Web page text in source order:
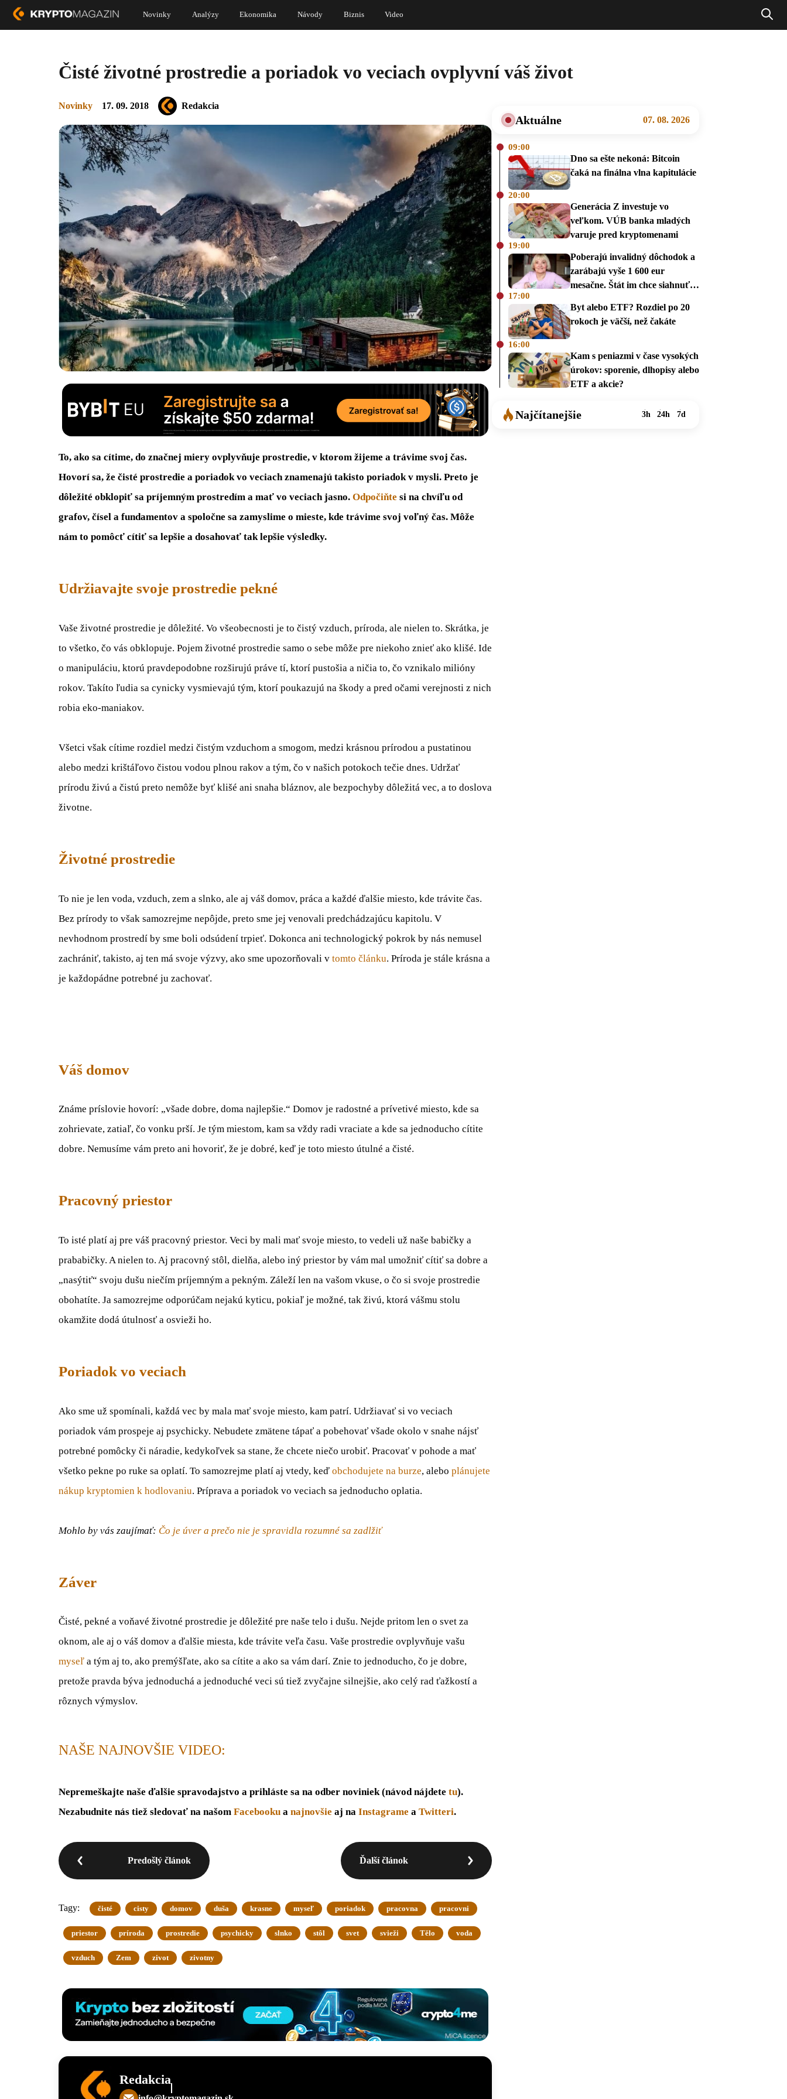
Novinky Analýzy Ekonomika Návody Biznis Video
Čisté životné prostredie a poriadok vo veciach ovplyvní váš život
Novinky 17. 09. 2018 Redakcia
To, ako sa cítime, do značnej miery ovplyvňuje prostredie, v ktorom žijeme a trávime svoj čas.
Hovorí sa, že čisté prostredie a poriadok vo veciach znamenajú takisto poriadok v mysli. Preto je
dôležité obklopiť sa príjemným prostredím a mať vo veciach jasno. Odpočiňte si na chvíľu od
grafov, čísel a fundamentov a spoločne sa zamyslime o mieste, kde trávime svoj voľný čas. Môže
nám to pomôcť cítiť sa lepšie a dosahovať tak lepšie výsledky.
Udržiavajte svoje prostredie pekné
Vaše životné prostredie je dôležité. Vo všeobecnosti je to čistý vzduch, príroda, ale nielen to. Skrátka, je
to všetko, čo vás obklopuje. Pojem životné prostredie samo o sebe môže pre niekoho znieť ako klišé. Ide
o manipuláciu, ktorú pravdepodobne rozširujú práve tí, ktorí pustošia a ničia to, čo vznikalo milióny
rokov. Takíto ľudia sa cynicky vysmievajú tým, ktorí poukazujú na škody a pred očami verejnosti z nich
robia eko-maniakov.
Všetci však cítime rozdiel medzi čistým vzduchom a smogom, medzi krásnou prírodou a pustatinou
alebo medzi krištáľovo čistou vodou plnou rakov a tým, čo v našich potokoch tečie dnes. Udržať
prírodu živú a čistú preto nemôže byť klišé ani snaha bláznov, ale bezpochyby dôležitá vec, a to doslova
životne.
Životné prostredie
To nie je len voda, vzduch, zem a slnko, ale aj váš domov, práca a každé ďalšie miesto, kde trávite čas.
Bez prírody to však samozrejme nepôjde, preto sme jej venovali predchádzajúcu kapitolu. V
nevhodnom prostredí by sme boli odsúdení trpieť. Dokonca ani technologický pokrok by nás nemusel
zachrániť, takisto, aj ten má svoje výzvy, ako sme upozorňovali v tomto článku. Príroda je stále krásna a
je každopádne potrebné ju zachovať.
Váš domov
Známe príslovie hovorí: „všade dobre, doma najlepšie.“ Domov je radostné a prívetivé miesto, kde sa
zohrievate, zatiaľ, čo vonku prší. Je tým miestom, kam sa vždy radi vraciate a kde sa jednoducho cítite
dobre. Nemusíme vám preto ani hovoriť, že je dobré, keď je toto miesto útulné a čisté.
Pracovný priestor
To isté platí aj pre váš pracovný priestor. Veci by mali mať svoje miesto, to vedeli už naše babičky a
prababičky. A nielen to. Aj pracovný stôl, dielňa, alebo iný priestor by vám mal umožniť cítiť sa dobre a
„nasýtiť“ svoju dušu niečím príjemným a pekným. Záleží len na vašom vkuse, o čo si svoje prostredie
obohatíte. Ja samozrejme odporúčam nejakú kyticu, pokiaľ je možné, tak živú, ktorá vášmu stolu
okamžite dodá útulnosť a osvieži ho.
Poriadok vo veciach
Ako sme už spomínali, každá vec by mala mať svoje miesto, kam patrí. Udržiavať si vo veciach
poriadok vám prospeje aj psychicky. Nebudete zmätene tápať a pobehovať všade okolo v snahe nájsť
potrebné pomôcky či náradie, kedykoľvek sa stane, že chcete niečo urobiť. Pracovať v pohode a mať
všetko pekne po ruke sa oplatí. To samozrejme platí aj vtedy, keď obchodujete na burze, alebo plánujete
nákup kryptomien k hodlovaniu. Príprava a poriadok vo veciach sa jednoducho oplatia.
Mohlo by vás zaujímať: Čo je úver a prečo nie je spravidla rozumné sa zadlžiť
Záver
Čisté, pekné a voňavé životné prostredie je dôležité pre naše telo i dušu. Nejde pritom len o svet za
oknom, ale aj o váš domov a ďalšie miesta, kde trávite veľa času. Vaše prostredie ovplyvňuje vašu
myseľ a tým aj to, ako premýšľate, ako sa cítite a ako sa vám darí. Znie to jednoducho, čo je dobre,
pretože pravda býva jednoduchá a jednoduché veci sú tiež zvyčajne silnejšie, ako celý rad ťažkostí a
rôznych výmyslov.
NAŠE NAJNOVŠIE VIDEO:
Nepremeškajte naše ďalšie spravodajstvo a prihláste sa na odber noviniek (návod nájdete tu).
Nezabudnite nás tiež sledovať na našom Facebooku a najnovšie aj na Instagrame a Twitteri.
Predošlý článok Ďalší článok
Tagy: čisté cisty domov duša krasne myseľ poriadok pracovna pracovni
priestor príroda prostredie psychicky slnko stôl svet svieži Tělo voda
vzduch Zem zivot zivotny
Redakcia
Aktuálne 07. 08. 2026
09:00
Dno sa ešte nekoná: Bitcoin
čaká na finálna vlna kapitulácie
20:00
Generácia Z investuje vo
veľkom. VÚB banka mladých
varuje pred kryptomenami
19:00
Poberajú invalidný dôchodok a
zarábajú vyše 1 600 eur
mesačne. Štát im chce siahnuť
17:00
Byt alebo ETF? Rozdiel po 20
rokoch je väčší, než čakáte
16:00
Kam s peniazmi v čase vysokých
úrokov: sporenie, dlhopisy alebo
ETF a akcie?
Najčítanejšie 3h 24h 7d